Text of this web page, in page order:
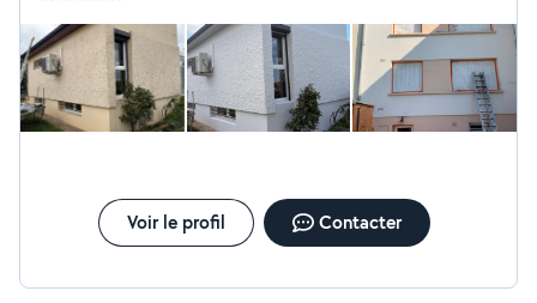
pelouse Évacuation déchets N'hésitez pas à me
contacter pour tous renseignements et demande de
devis.
Voir le profil Contacter